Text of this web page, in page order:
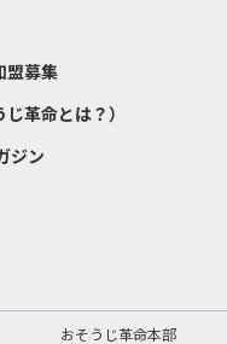
盟募集
革命とは？）
ジン
おそうじ革命本部